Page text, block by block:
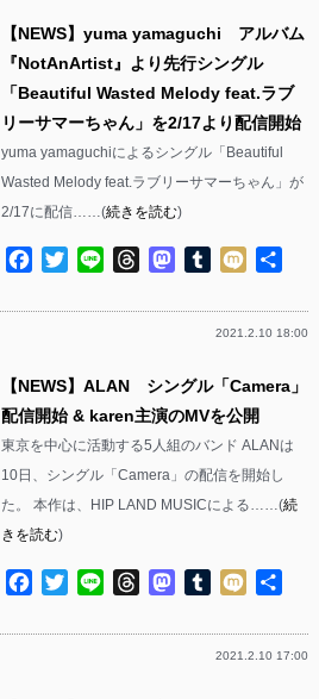
【NEWS】yuma yamaguchi アルバム
『NotAnArtist』より先行シングル
「Beautiful Wasted Melody feat.ラブ
リーサマーちゃん」を2/17より配信開始
yuma yamaguchiによるシングル「Beautiful
Wasted Melody feat.ラブリーサマーちゃん」が
2/17に配信……(続きを読む)
Facebook
TwitterLine ThreadsMastodon
Tumblr
Mixi
2021.2.10 18:00
【NEWS】ALAN シングル「Camera」
配信開始 & karen主演のMVを公開
東京を中心に活動する5人組のバンド ALANは
10日、シングル「Camera」の配信を開始し
た。 本作は、HIP LAND MUSICによる……(続
きを読む)
Facebook
TwitterLine ThreadsMastodon
Tumblr
Mixi
2021.2.10 17:00